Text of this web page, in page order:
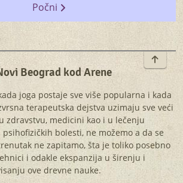
Počni
Beograd kod Arene
joga postaje sve više popularna i kada
terapeutska dejstva uzimaju sve veći
zdravstvu, medicini kao i u lečenju
psihofizičkih bolesti, ne možemo a da se
ne zapitamo, šta je toliko posebno
i odakle ekspanzija u širenju i
ove drevne nauke.
To top